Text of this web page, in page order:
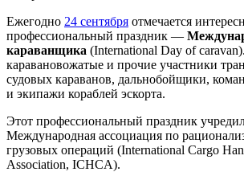
Ежегодно 24 сентября отмечается
профессиональный праздник —
караванщика (International Day of
каравановожатые и прочие участники
судовых караванов, дальнобойщики,
и экипажи кораблей эскорта.
Этот профессиональный праздник
Международная ассоциация по
грузовых операций (International Cargo
Association, ICHCA).